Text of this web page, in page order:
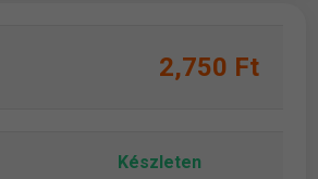
2,750 Ft
Készleten